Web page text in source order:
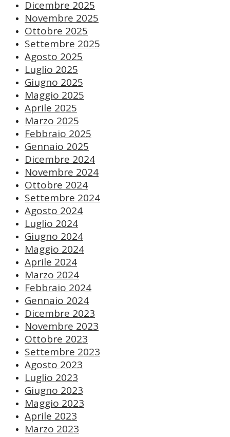
Dicembre 2025
Novembre 2025
Ottobre 2025
Settembre 2025
Agosto 2025
Luglio 2025
Giugno 2025
Maggio 2025
Aprile 2025
Marzo 2025
Febbraio 2025
Gennaio 2025
Dicembre 2024
Novembre 2024
Ottobre 2024
Settembre 2024
Agosto 2024
Luglio 2024
Giugno 2024
Maggio 2024
Aprile 2024
Marzo 2024
Febbraio 2024
Gennaio 2024
Dicembre 2023
Novembre 2023
Ottobre 2023
Settembre 2023
Agosto 2023
Luglio 2023
Giugno 2023
Maggio 2023
Aprile 2023
Marzo 2023